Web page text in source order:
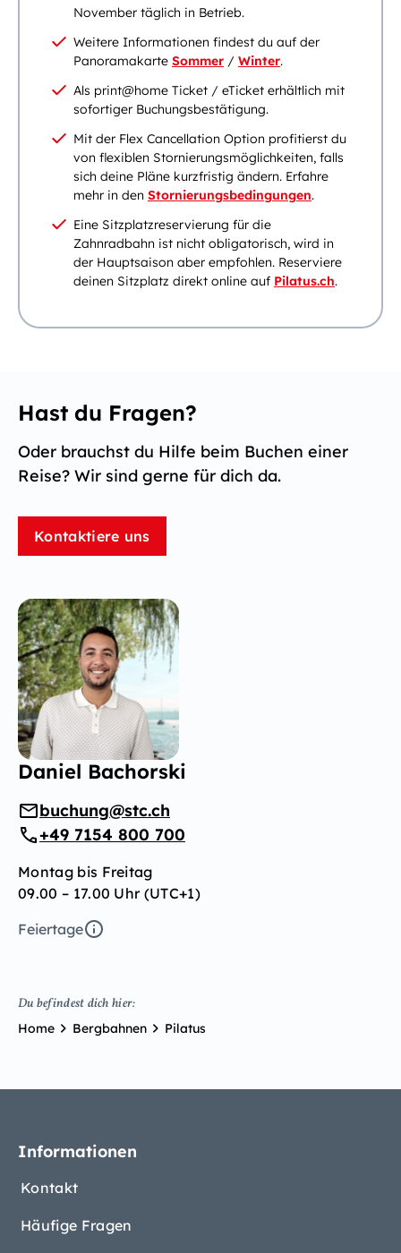
November täglich in Betrieb.
Weitere Informationen findest du auf der
Panoramakarte Sommer / Winter.
Als print@home Ticket / eTicket erhältlich mit
sofortiger Buchungsbestätigung.
Mit der Flex Cancellation Option profitierst du
von flexiblen Stornierungsmöglichkeiten, falls
sich deine Pläne kurzfristig ändern. Erfahre
mehr in den Stornierungsbedingungen.
Eine Sitzplatzreservierung für die
Zahnradbahn ist nicht obligatorisch, wird in
der Hauptsaison aber empfohlen. Reserviere
deinen Sitzplatz direkt online auf Pilatus.ch.
Hast du Fragen?
Oder brauchst du Hilfe beim Buchen einer
Reise? Wir sind gerne für dich da.
Kontaktiere uns
Daniel Bachorski
buchung@stc.ch
+49 7154 800 700
Montag bis Freitag
09.00 – 17.00 Uhr (UTC+1)
Feiertage
Du befindest dich hier:
Home Bergbahnen Pilatus
Informationen
Kontakt
Häufige Fragen